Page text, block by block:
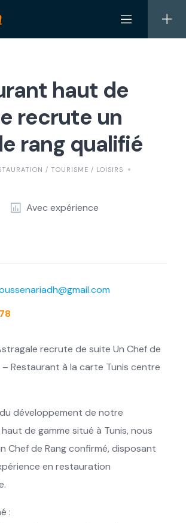
haut de
recrute un
rang qualifié
/ TOURISME / LOISIRS
Avec expérience
recrute de suite Un Chef de
– Restaurant à la carte Tunis centre
développement de notre
de gamme situé à Tunis, nous
Chef de Rang confirmé, disposant
en restauration
: